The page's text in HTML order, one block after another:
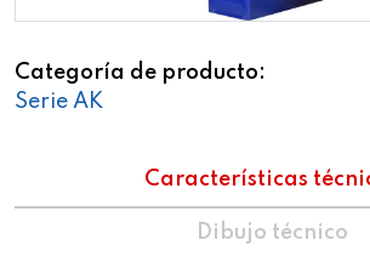
Categoría de producto
Serie AK
Características
Dibujo técnico